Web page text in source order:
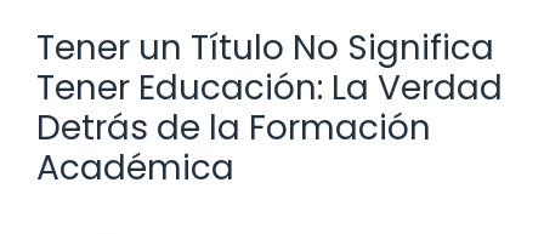
Tener un Título No Significa
Tener Educación: La Verdad
Detrás de la Formación
Académica